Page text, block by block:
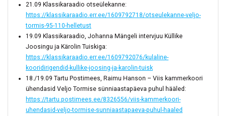
21.09 Klassikaraadio otseülekanne:
https://klassikaraadio.err.ee/1609792718/otseulekanne-veljo-
tormis-95-110-helletust
19.09 Klassikaraadio, Johanna Mängeli intervjuu Küllike
Joosingu ja Kärolin Tuiskiga:
https://klassikaraadio.err.ee/1609792076/kulaline-
kooridirigendid-kullike-joosing-ja-karolin-tuisk
18./19.09 Tartu Postimees, Raimu Hanson – Viis kammerkoori
ühendasid Veljo Tormise sünniaastapäeva puhul hääled:
https://tartu.postimees.ee/8326556/viis-kammerkoori-
uhendasid-veljo-tormise-sunniaastapaeva-puhul-haaled